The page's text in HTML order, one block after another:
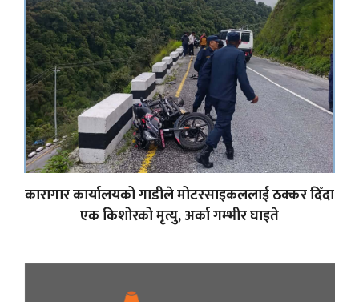
कारागार कार्यालयको गाडीले मोटरसाइकललाई ठक्कर दिँदा
एक किशोरको मृत्यु, अर्का गम्भीर घाइते